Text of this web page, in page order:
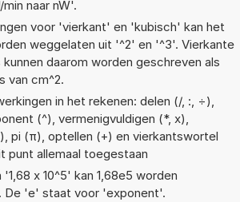
naar nW'.
voor 'vierkant' en 'kubisch' kan het
weggelaten uit '^2' en '^3'. Vierkante
daarom worden geschreven als
van cm^2.
in het rekenen: delen (/, :, ÷),
(^), vermenigvuldigen (*, x),
pi (π), optellen (+) en vierkantswortel
punt allemaal toegestaan
'1,68 x 10^5' kan 1,68e5 worden
De 'e' staat voor 'exponent'.